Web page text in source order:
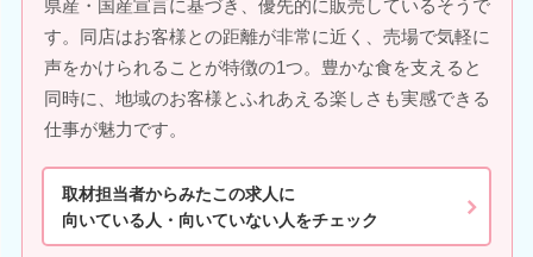
県産・国産宣言に基づき、優先的に販売しているそうで
す。同店はお客様との距離が非常に近く、売場で気軽に
声をかけられることが特徴の1つ。豊かな食を支えると
同時に、地域のお客様とふれあえる楽しさも実感できる
仕事が魅力です。
取材担当者からみたこの求人に
向いている人・向いていない人をチェック